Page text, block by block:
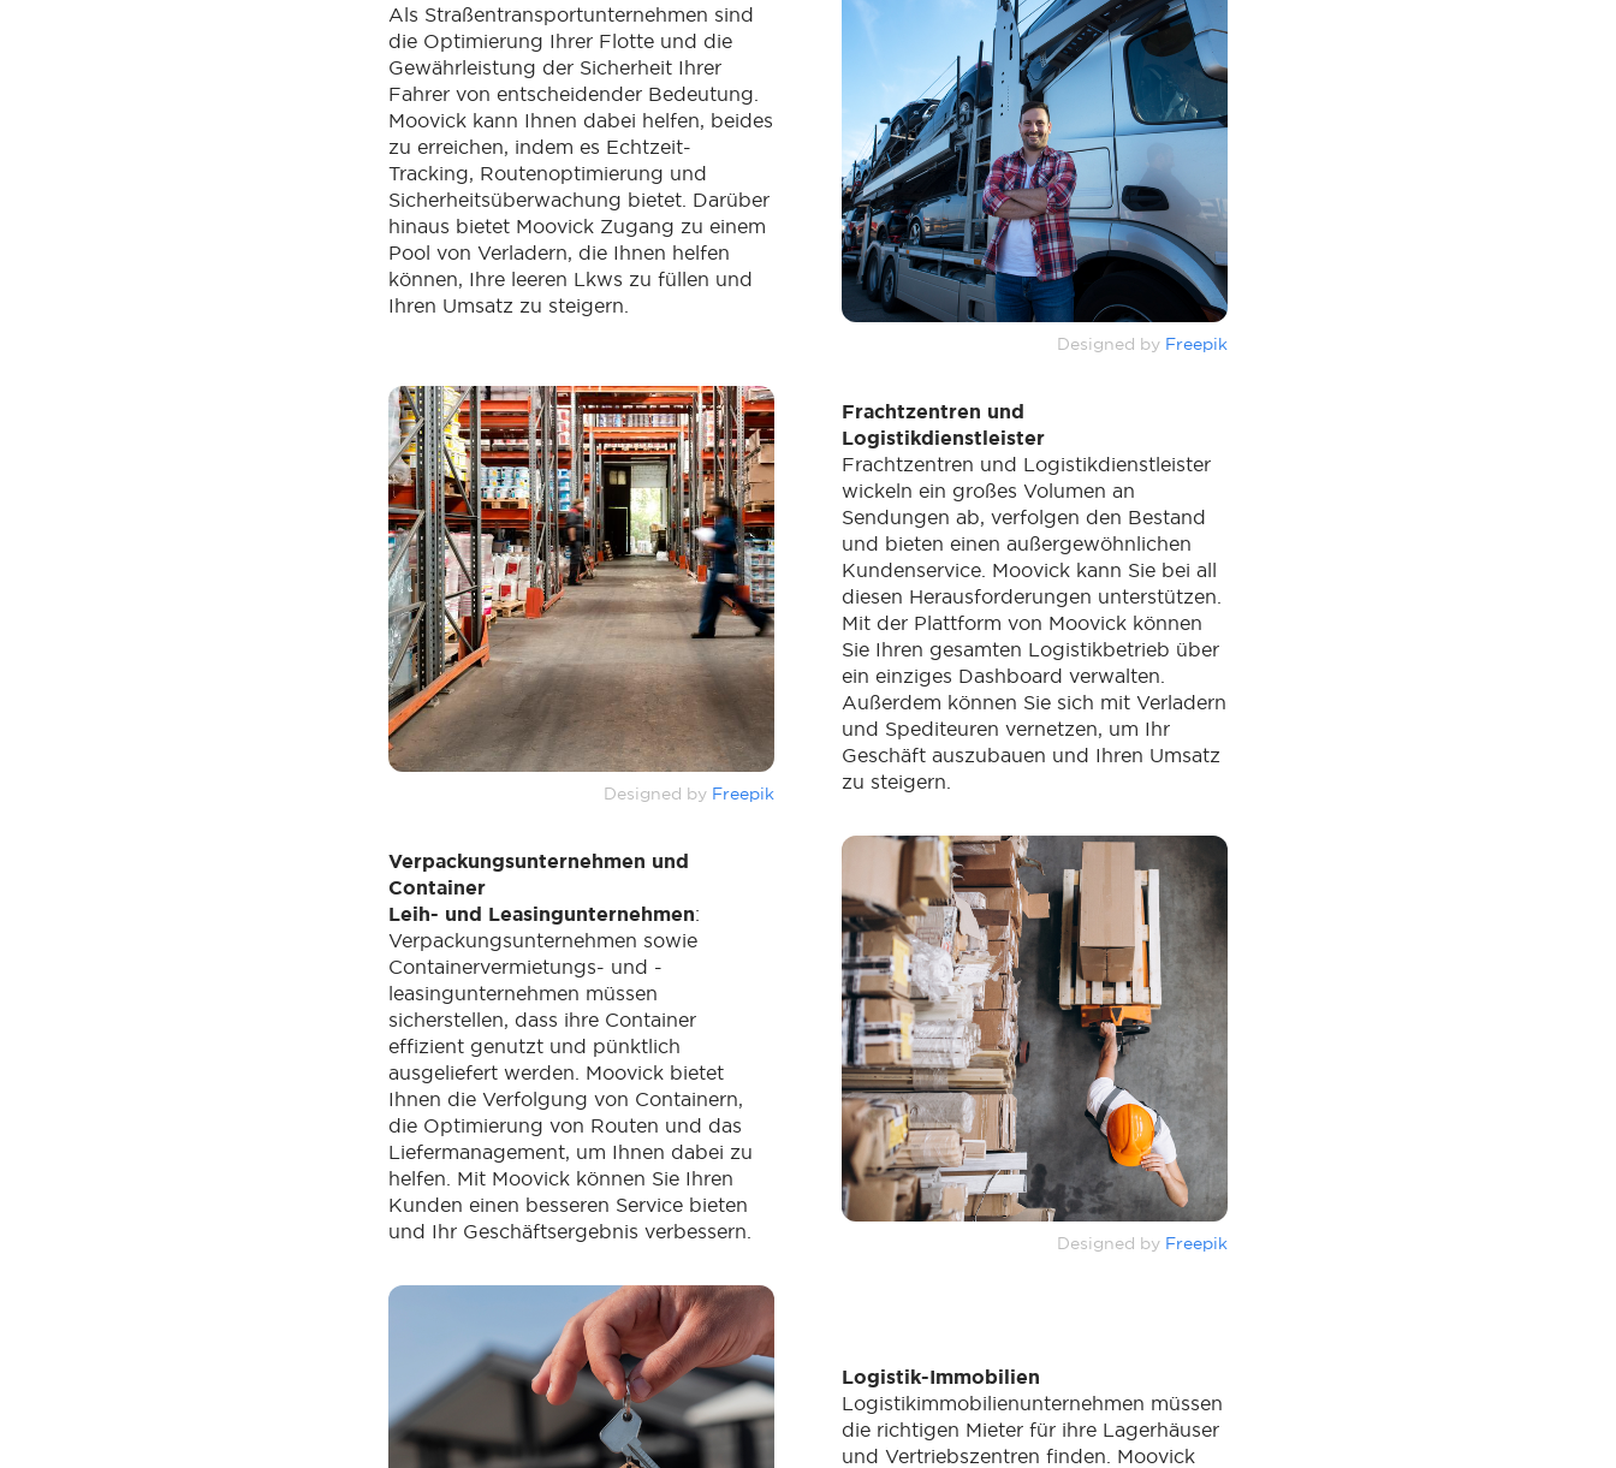
Als Straßentransportunternehmen sind
die Optimierung Ihrer Flotte und die
Gewährleistung der Sicherheit Ihrer
Fahrer von entscheidender Bedeutung.
Moovick kann Ihnen dabei helfen, beides
zu erreichen, indem es Echtzeit-
Tracking, Routenoptimierung und
Sicherheitsüberwachung bietet. Darüber
hinaus bietet Moovick Zugang zu einem
Pool von Verladern, die Ihnen helfen
können, Ihre leeren Lkws zu füllen und
Ihren Umsatz zu steigern.
Designed by Freepik
Frachtzentren und
Logistikdienstleister
Frachtzentren und Logistikdienstleister
wickeln ein großes Volumen an
Sendungen ab, verfolgen den Bestand
und bieten einen außergewöhnlichen
Kundenservice. Moovick kann Sie bei all
diesen Herausforderungen unterstützen.
Mit der Plattform von Moovick können
Sie Ihren gesamten Logistikbetrieb über
ein einziges Dashboard verwalten.
Außerdem können Sie sich mit Verladern
und Spediteuren vernetzen, um Ihr
Geschäft auszubauen und Ihren Umsatz
zu steigern.
Designed by Freepik
Verpackungsunternehmen und
Container
Leih- und Leasingunternehmen:
Verpackungsunternehmen sowie
Containervermietungs- und -
leasingunternehmen müssen
sicherstellen, dass ihre Container
effizient genutzt und pünktlich
ausgeliefert werden. Moovick bietet
Ihnen die Verfolgung von Containern,
die Optimierung von Routen und das
Liefermanagement, um Ihnen dabei zu
helfen. Mit Moovick können Sie Ihren
Kunden einen besseren Service bieten
und Ihr Geschäftsergebnis verbessern.
Designed by Freepik
Logistik-Immobilien
Logistikimmobilienunternehmen müssen
die richtigen Mieter für ihre Lagerhäuser
und Vertriebszentren finden. Moovick